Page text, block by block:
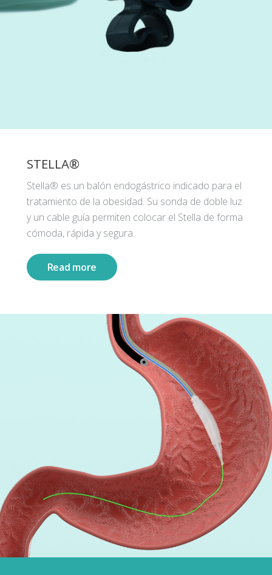
STELLA®
Stella® es un balón endogástrico indicado para el
tratamiento de la obesidad. Su sonda de doble luz
y un cable guía permiten colocar el Stella de forma
cómoda, rápida y segura.
Read more